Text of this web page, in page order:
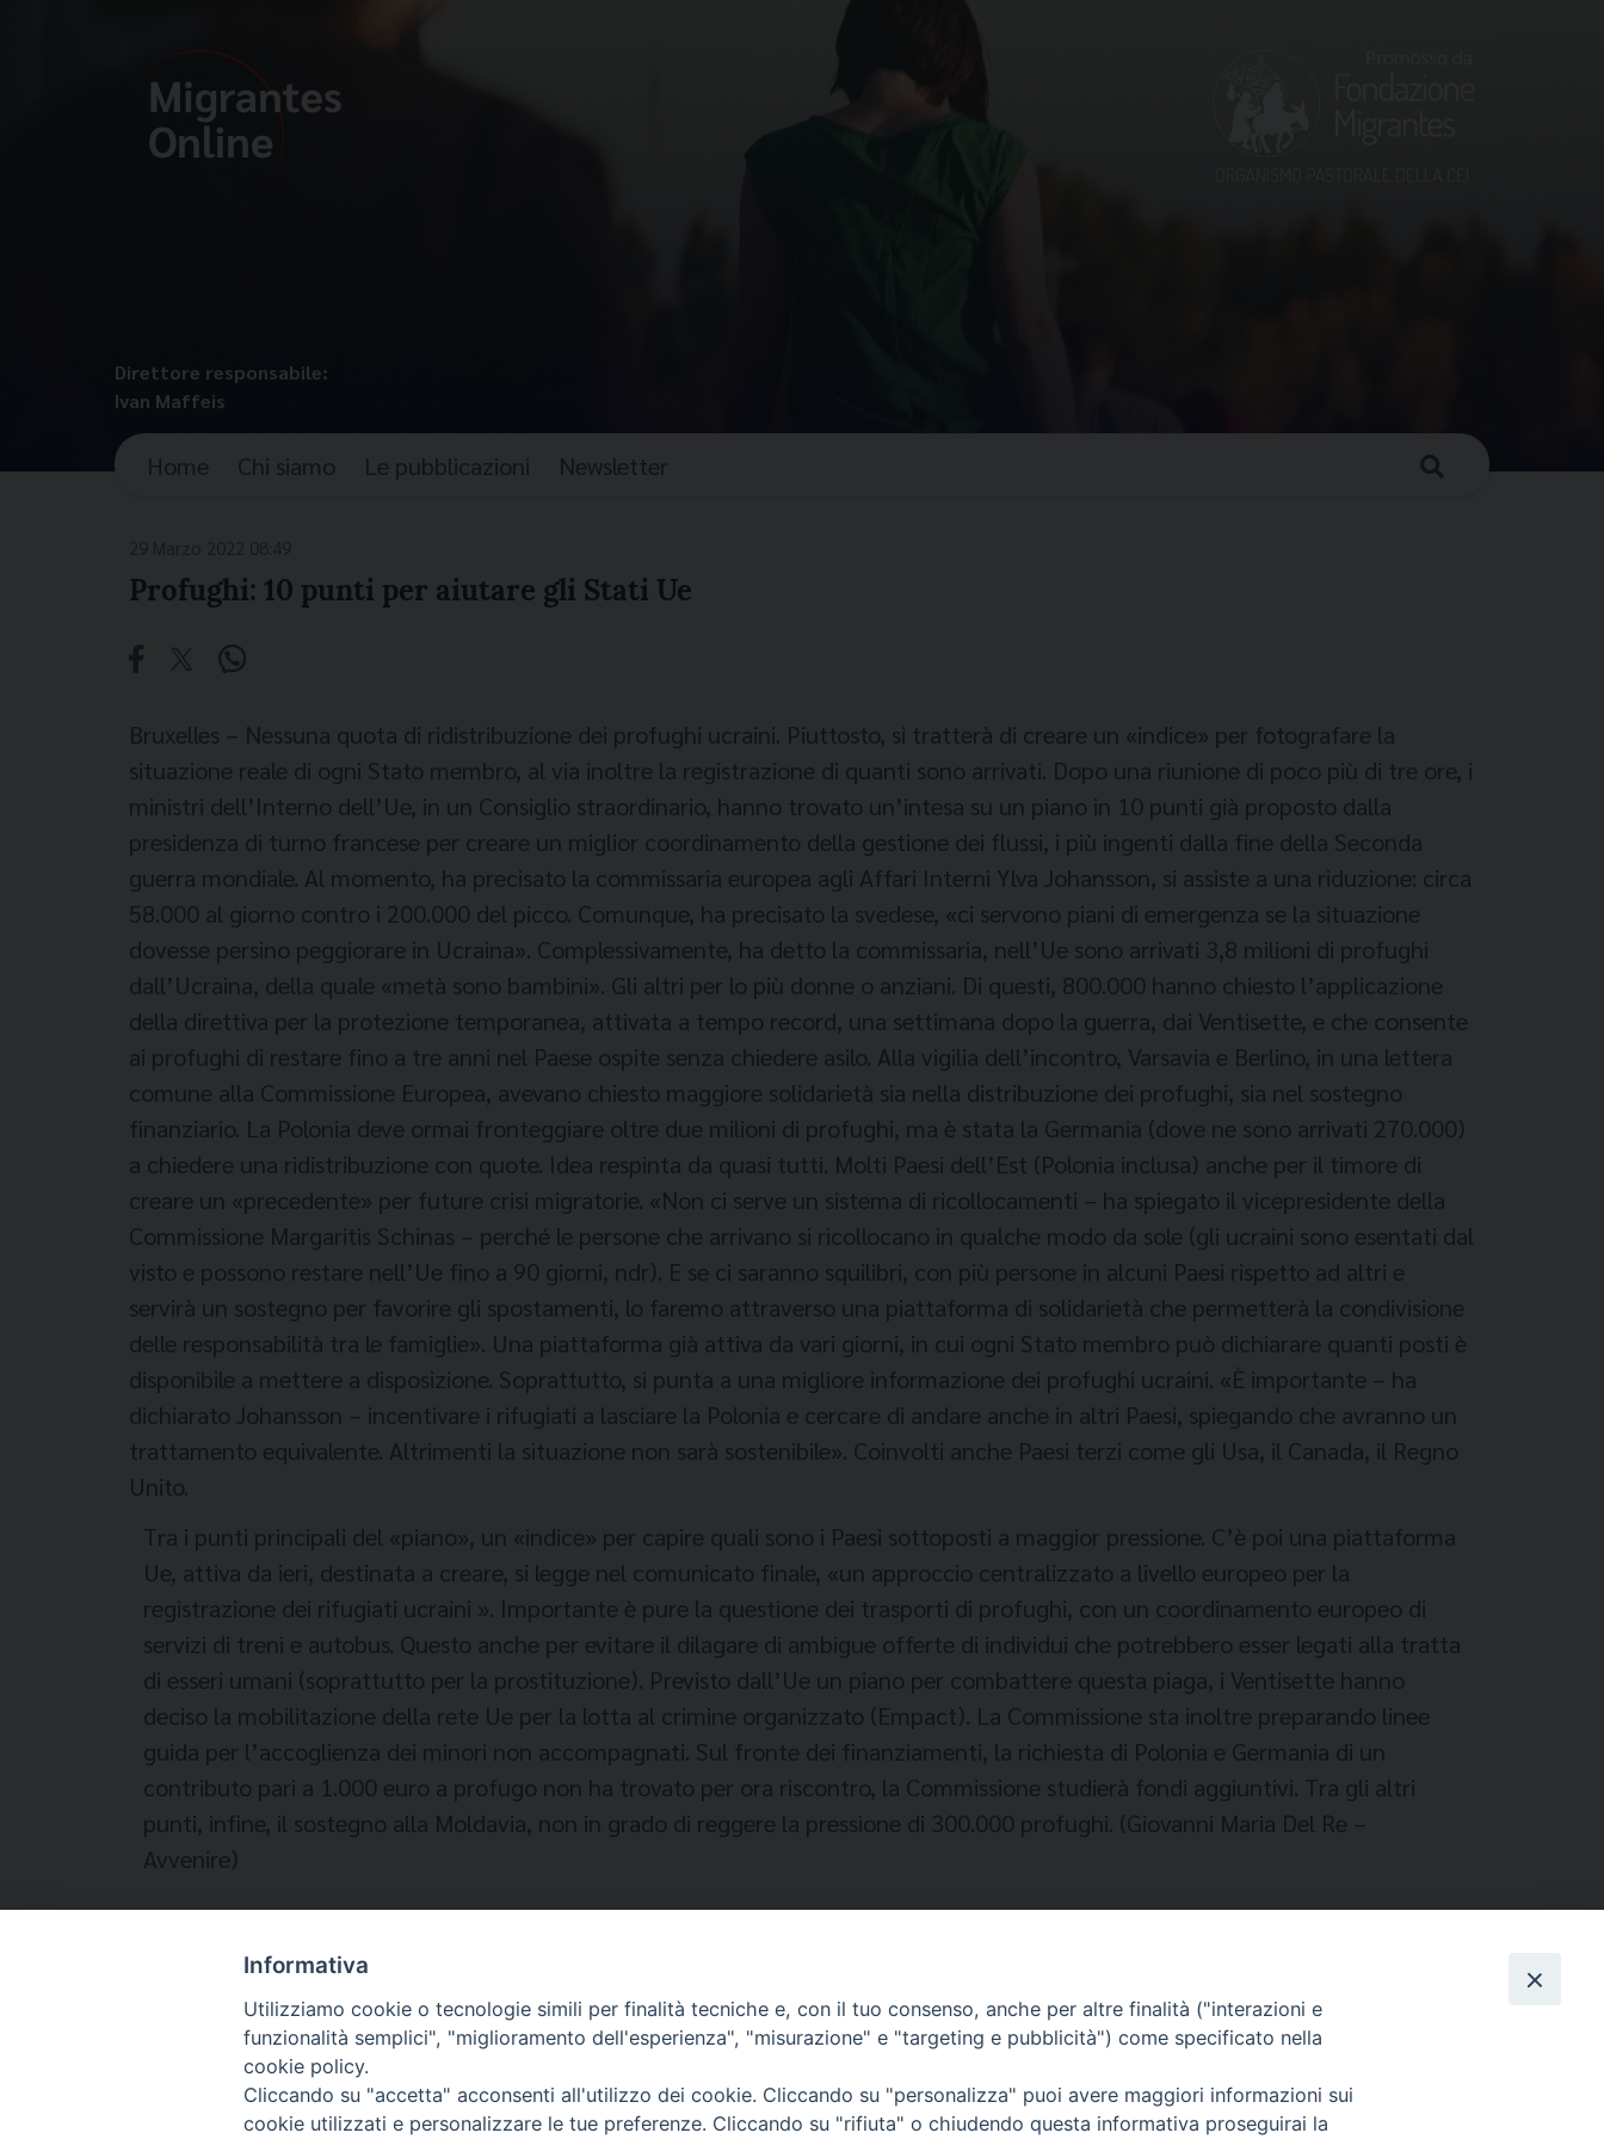
Direttore responsabile:
Ivan Maffeis
Home Chi siamo Le pubblicazioni Newsletter
Profughi: 10 punti per aiutare gli Stati Ue
Bruxelles – Nessuna quota di ridistribuzione dei profughi ucraini. Piuttosto, si tratterà di creare un «indice» per fotografare la
situazione reale di ogni Stato membro, al via inoltre la registrazione di quanti sono arrivati. Dopo una riunione di poco più di tre ore, i
ministri dell’Interno dell’Ue, in un Consiglio straordinario, hanno trovato un’intesa su un piano in 10 punti già proposto dalla
presidenza di turno francese per creare un miglior coordinamento della gestione dei flussi, i più ingenti dalla fine della Seconda
guerra mondiale. Al momento, ha precisato la commissaria europea agli Affari Interni Ylva Johansson, si assiste a una riduzione: circa
58.000 al giorno contro i 200.000 del picco. Comunque, ha precisato la svedese, «ci servono piani di emergenza se la situazione
dovesse persino peggiorare in Ucraina». Complessivamente, ha detto la commissaria, nell’Ue sono arrivati 3,8 milioni di profughi
dall’Ucraina, della quale «metà sono bambini». Gli altri per lo più donne o anziani. Di questi, 800.000 hanno chiesto l’applicazione
della direttiva per la protezione temporanea, attivata a tempo record, una settimana dopo la guerra, dai Ventisette, e che consente
ai profughi di restare fino a tre anni nel Paese ospite senza chiedere asilo. Alla vigilia dell’incontro, Varsavia e Berlino, in una lettera
comune alla Commissione Europea, avevano chiesto maggiore solidarietà sia nella distribuzione dei profughi, sia nel sostegno
finanziario. La Polonia deve ormai fronteggiare oltre due milioni di profughi, ma è stata la Germania (dove ne sono arrivati 270.000)
a chiedere una ridistribuzione con quote. Idea respinta da quasi tutti. Molti Paesi dell’Est (Polonia inclusa) anche per il timore di
creare un «precedente» per future crisi migratorie. «Non ci serve un sistema di ricollocamenti – ha spiegato il vicepresidente della
Commissione Margaritis Schinas – perché le persone che arrivano si ricollocano in qualche modo da sole (gli ucraini sono esentati dal
visto e possono restare nell’Ue fino a 90 giorni, ndr). E se ci saranno squilibri, con più persone in alcuni Paesi rispetto ad altri e
servirà un sostegno per favorire gli spostamenti, lo faremo attraverso una piattaforma di solidarietà che permetterà la condivisione
delle responsabilità tra le famiglie». Una piattaforma già attiva da vari giorni, in cui ogni Stato membro può dichiarare quanti posti è
disponibile a mettere a disposizione. Soprattutto, si punta a una migliore informazione dei profughi ucraini. «È importante – ha
dichiarato Johansson – incentivare i rifugiati a lasciare la Polonia e cercare di andare anche in altri Paesi, spiegando che avranno un
trattamento equivalente. Altrimenti la situazione non sarà sostenibile». Coinvolti anche Paesi terzi come gli Usa, il Canada, il Regno
Unito.
Tra i punti principali del «piano», un «indice» per capire quali sono i Paesi sottoposti a maggior pressione. C’è poi una piattaforma
Ue, attiva da ieri, destinata a creare, si legge nel comunicato finale, «un approccio centralizzato a livello europeo per la
registrazione dei rifugiati ucraini ». Importante è pure la questione dei trasporti di profughi, con un coordinamento europeo di
servizi di treni e autobus. Questo anche per evitare il dilagare di ambigue offerte di individui che potrebbero esser legati alla tratta
di esseri umani (soprattutto per la prostituzione). Previsto dall’Ue un piano per combattere questa piaga, i Ventisette hanno
deciso la mobilitazione della rete Ue per la lotta al crimine organizzato (Empact). La Commissione sta inoltre preparando linee
guida per l’accoglienza dei minori non accompagnati. Sul fronte dei finanziamenti, la richiesta di Polonia e Germania di un
contributo pari a 1.000 euro a profugo non ha trovato per ora riscontro, la Commissione studierà fondi aggiuntivi. Tra gli altri
punti, infine, il sostegno alla Moldavia, non in grado di reggere la pressione di 300.000 profughi. (Giovanni Maria Del Re –
Avvenire)
PROFUGHI UCRAINI UCRAINA UNIONE EUROPEA
Informativa
Utilizziamo cookie o tecnologie simili per finalità tecniche e, con il tuo consenso, anche per altre finalità ("interazioni e
funzionalità semplici", "miglioramento dell'esperienza", "misurazione" e "targeting e pubblicità") come specificato nella
cookie policy.
Cliccando su "accetta" acconsenti all'utilizzo dei cookie. Cliccando su "personalizza" puoi avere maggiori informazioni sui
cookie utilizzati e personalizzare le tue preferenze. Cliccando su "rifiuta" o chiudendo questa informativa proseguirai la